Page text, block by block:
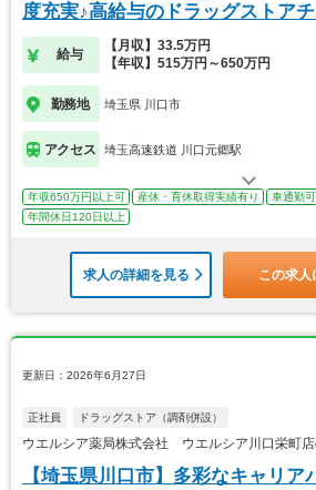
度充実♪高給与のドラッグストア
給与
【月収】33.5万円
【年収】515万円～650万円
勤務地 埼玉県 川口市
アクセス 埼玉高速鉄道 川口元郷駅
年収650万円以上可 産休・育休取得実績有り 車通勤可
年間休日120日以上
求人の詳細を見る この求人
更新日：2026年6月27日
正社員 ドラッグストア（調剤併設）
ウエルシア薬局株式会社 ウエルシア川口栄町店
【埼玉県川口市】多彩なキャリア